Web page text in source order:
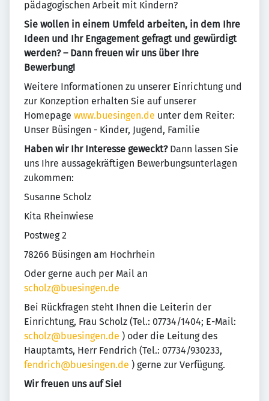
pädagogischen Arbeit mit Kindern?
Sie wollen in einem Umfeld arbeiten, in dem Ihre
Ideen und Ihr Engagement gefragt und gewürdigt
werden? – Dann freuen wir uns über Ihre
Bewerbung!
Weitere Informationen zu unserer Einrichtung und
zur Konzeption erhalten Sie auf unserer
Homepage www.buesingen.de unter dem Reiter:
Unser Büsingen - Kinder, Jugend, Familie
Haben wir Ihr Interesse geweckt?Dann lassen Sie
uns Ihre aussagekräftigen Bewerbungsunterlagen
zukommen:
Susanne Scholz
Kita Rheinwiese
Postweg 2
78266 Büsingen am Hochrhein
Oder gerne auch per Mail an
scholz@buesingen.de
Bei Rückfragen steht Ihnen die Leiterin der
Einrichtung, Frau Scholz (Tel.: 07734/1404; E-Mail:
scholz@buesingen.de ) oder die Leitung des
Hauptamts, Herr Fendrich (Tel.: 07734/930233,
fendrich@buesingen.de ) gerne zur Verfügung.
Wir freuen uns auf Sie!